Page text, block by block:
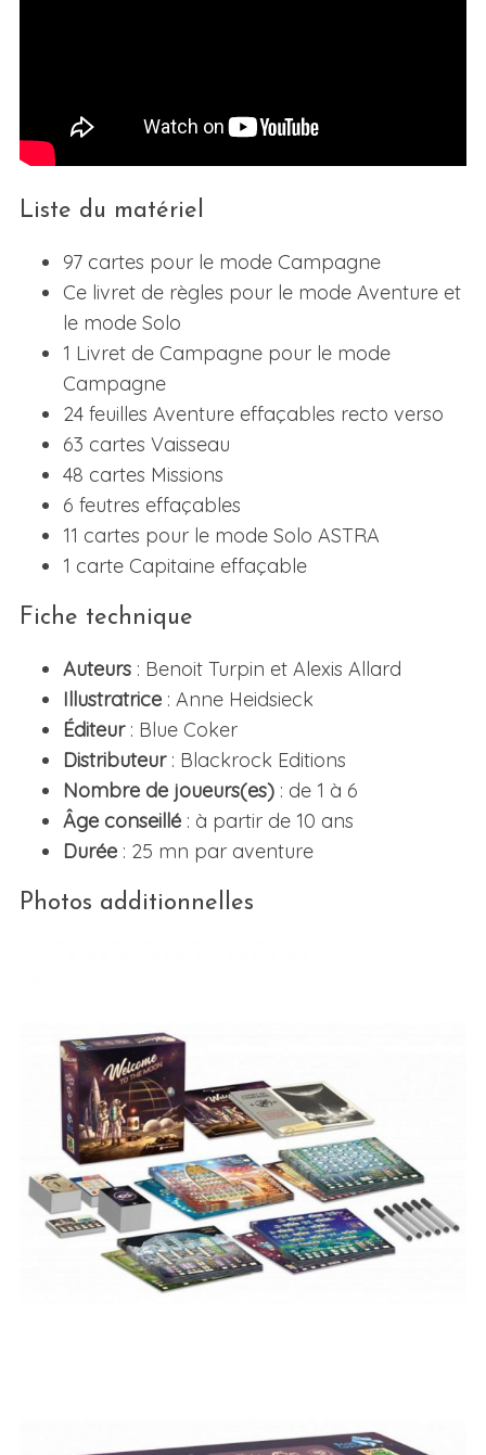
Liste du matériel
97 cartes pour le mode Campagne
Ce livret de règles pour le mode Aventure et
le mode Solo
1 Livret de Campagne pour le mode
Campagne
24 feuilles Aventure effaçables recto verso
63 cartes Vaisseau
48 cartes Missions
6 feutres effaçables
11 cartes pour le mode Solo ASTRA
1 carte Capitaine effaçable
Fiche technique
Auteurs: Benoit Turpin et Alexis Allard
Illustratrice : Anne Heidsieck
Éditeur: Blue Coker
Distributeur: Blackrock Editions
Nombre de joueurs(es): de 1 à 6
Âge conseillé: à partir de 10 ans
Durée: 25 mn par aventure
Photos additionnelles